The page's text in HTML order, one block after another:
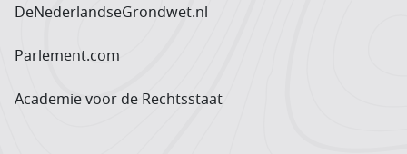
DeNederlandseGrondwet.nl
Parlement.com
Academie voor de Rechtsstaat